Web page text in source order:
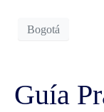
Bogotá
Guía